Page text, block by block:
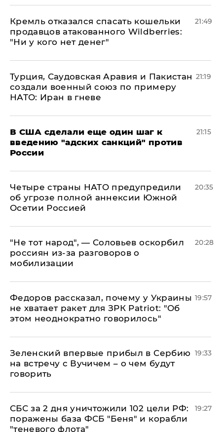
Кремль отказался спасать кошельки
продавцов атакованного Wildberries:
"Ни у кого нет денег"
21:49
Турция, Саудовская Аравия и Пакистан
создали военный союз по примеру
НАТО: Иран в гневе
21:19
В США сделали еще один шаг к
введению "адских санкций" против
России
21:15
Четыре страны НАТО предупредили
об угрозе полной аннексии Южной
Осетии Россией
20:35
​"Не тот народ", — Соловьев оскорбил
россиян из-за разговоров о
мобилизации
20:28
Федоров рассказал, почему у Украины
не хватает ракет для ЗРК Patriot: "Об
этом неоднократно говорилось"
19:57
Зеленский впервые прибыл в Сербию
на встречу с Вучичем – о чем будут
говорить
19:33
СБС за 2 дня уничтожили 102 цели РФ:
поражены база ФСБ "Беня" и корабли
"теневого флота"
19:27